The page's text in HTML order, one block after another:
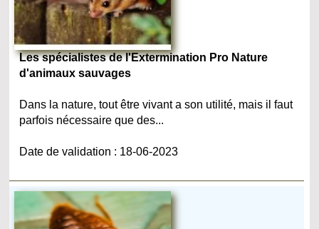
Les spécialistes de l'Extermination Pro Nature
d'animaux sauvages
Dans la nature, tout être vivant a son utilité, mais il faut
parfois nécessaire que des...
Date de validation : 18-06-2023